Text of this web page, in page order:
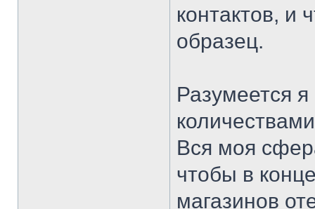
контактов, и
образец.
Разумеется
Вся моя
чтобы в
магазинов